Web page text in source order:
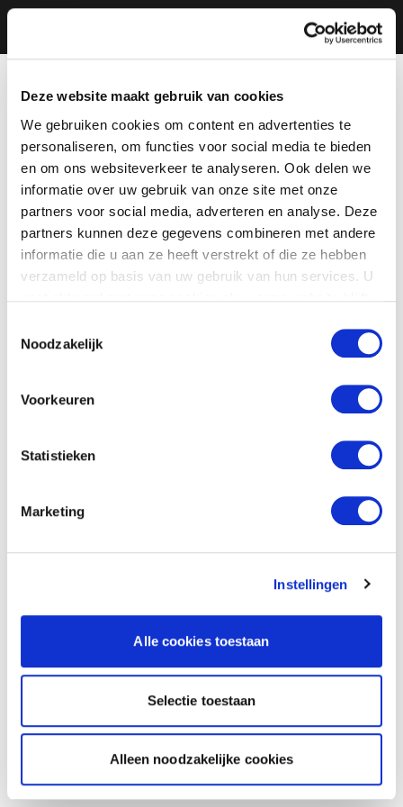
Deze website maakt gebruik van cookies
We gebruiken cookies om content en advertenties te
personaliseren, om functies voor social media te bieden
en om ons websiteverkeer te analyseren. Ook delen we
informatie over uw gebruik van onze site met onze
partners voor social media, adverteren en analyse. Deze
partners kunnen deze gegevens combineren met andere
informatie die u aan ze heeft verstrekt of die ze hebben
verzameld op basis van uw gebruik van hun services. U
Noodzakelijk
Voorkeuren
Statistieken
Marketing
Instellingen
Alle cookies toestaan
Selectie toestaan
Alleen noodzakelijke cookies